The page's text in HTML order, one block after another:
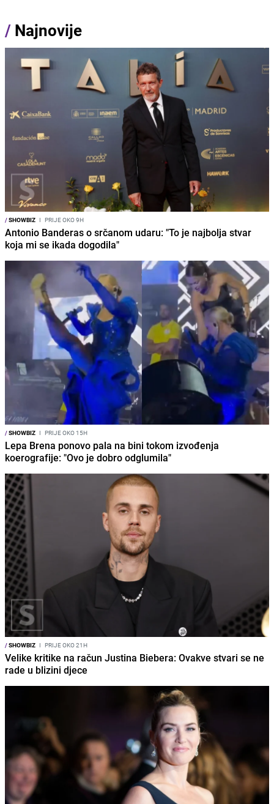
/ Najnovije
/SHOWBIZ I PRIJE OKO 9H
Antonio Banderas o srčanom udaru: "To je najbolja stvar
koja mi se ikada dogodila"
/SHOWBIZ I PRIJE OKO 15H
Lepa Brena ponovo pala na bini tokom izvođenja
koerografije: "Ovo je dobro odglumila"
/SHOWBIZ I PRIJE OKO 21H
Velike kritike na račun Justina Biebera: Ovakve stvari se ne
rade u blizini djece